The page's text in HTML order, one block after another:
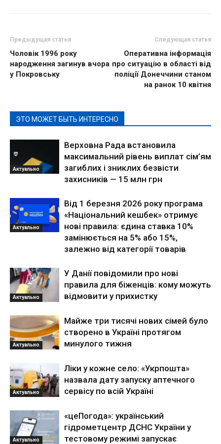
Предыдущая статья
Чоловік 1996 року
народження загинув вчора
у Покровську
Следующая статья
Оперативна інформація
про ситуацію в області від
поліції Донеччини станом
на ранок 10 квітня
ЭТО МОЖЕТ БЫТЬ ИНТЕРЕСНО
Актуально
Верховна Рада встановила
максимальний рівень виплат сім’ям
загиблих і зниклих безвісти
захисників — 15 млн грн
Актуально
Від 1 березня 2026 року програма
«Національний кешбек» отримує
нові правила: єдина ставка 10%
замінюється на 5% або 15%,
залежно від категорії товарів
Актуально
У Данії повідомили про нові
правила для біженців: кому можуть
відмовити у прихистку
Актуально
Майже три тисячі нових сімей було
створено в Україні протягом
минулого тижня
Актуально
Ліки у кожне село: «Укрпошта»
назвала дату запуску аптечного
сервісу по всій Україні
Актуально
«цеПогода»: український
гідрометцентр ДСНС України у
тестовому режимі запускає